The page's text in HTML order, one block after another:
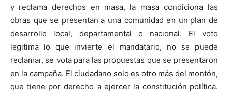
y reclama derechos en masa, la masa condiciona las
obras que se presentan a una comunidad en un plan de
desarrollo local, departamental o nacional. El voto
legitima lo que invierte el mandatario, no se puede
reclamar, se vota para las propuestas que se presentaron
en la campaña. El ciudadano solo es otro más del montón,
que tiene por derecho a ejercer la constitución política.